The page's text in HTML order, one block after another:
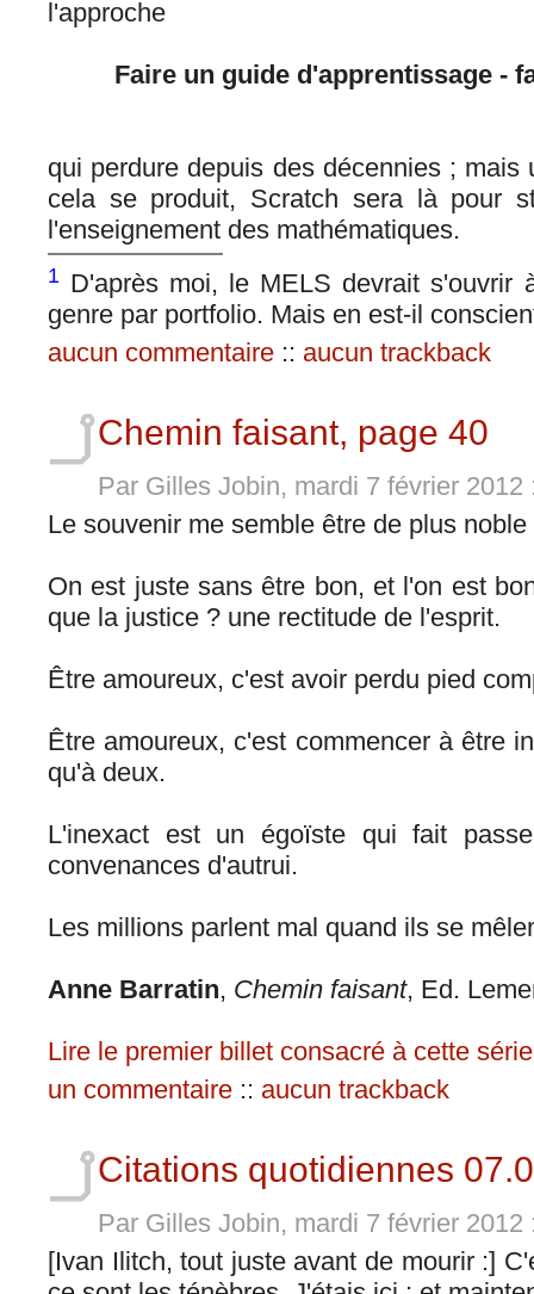
l'approche
Faire un guide d'apprentissage -
qui perdure depuis des décennies ;
cela se produit, Scratch sera là pour
l'enseignement des mathématiques.
1 D'après moi, le MELS devrait s'ouvrir
genre par portfolio. Mais en est-il
aucun commentaire :: aucun trackback
Chemin faisant, page 40
Par Gilles Jobin, mardi 7 février 2012
Le souvenir me semble être de plus
On est juste sans être bon, et l'on est
que la justice ? une rectitude de l'esprit.
Être amoureux, c'est avoir perdu pied
Être amoureux, c'est commencer à être
qu'à deux.
L'inexact est un égoïste qui fait
convenances d'autrui.
Les millions parlent mal quand ils se
Anne Barratin, Chemin faisant, Ed.
Lire le premier billet consacré à cette
un commentaire :: aucun trackback
Citations quotidiennes
Par Gilles Jobin, mardi 7 février 2012
[Ivan Ilitch, tout juste avant de mourir :]